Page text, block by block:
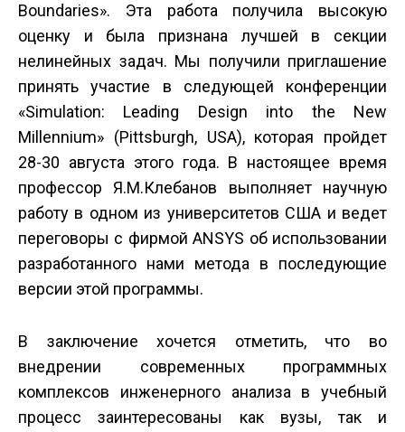
Boundaries». Эта работа получила высокую
оценку и была признана лучшей в секции
нелинейных задач. Мы получили приглашение
принять участие в следующей конференции
«Simulation: Leading Design into the New
Millennium» (Pittsburgh, USA), которая пройдет
28-30 августа этого года. В настоящее время
профессор Я.М.Клебанов выполняет научную
работу в одном из университетов США и ведет
переговоры с фирмой ANSYS об использовании
разработанного нами метода в последующие
версии этой программы.
В заключение хочется отметить, что во
внедрении современных программных
комплексов инженерного анализа в учебный
процесс заинтересованы как вузы, так и